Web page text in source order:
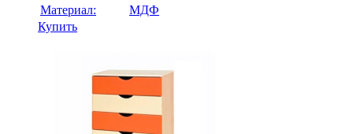
Материал:
МДФ
Купить